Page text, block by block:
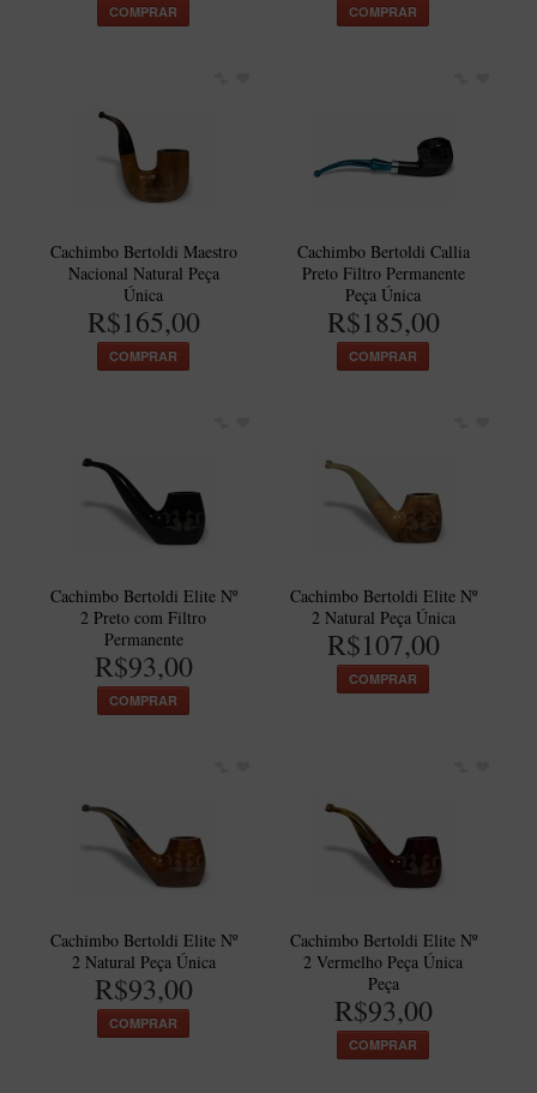
Suporte Botinha para 1 cachimbo
Suporte Redondo
Suporte Retangular
Cachimbos com Anel
Cachimbos Mini
Elite Nº 2
Itália Encerado
Maestro Nacional
Caboclo - 7 Voltas
Cachimbeco
Churchwarden
Jateado
New Rose
New Rose Polido
COMPRAR COMPRAR
Cachimbo Bertoldi Maestro
Nacional Natural Peça
Única
R$165,00
COMPRAR
Cachimbo Bertoldi Callia
Preto Filtro Permanente
Peça Única
R$185,00
COMPRAR
Cachimbo Bertoldi Elite Nº
2 Preto com Filtro
Permanente
R$93,00
COMPRAR
Cachimbo Bertoldi Elite Nº
2 Natural Peça Única
R$107,00
COMPRAR
Cachimbo Bertoldi Elite Nº
2 Natural Peça Única
R$93,00
COMPRAR
Cachimbo Bertoldi Elite Nº
2 Vermelho Peça Única
Peça
R$93,00
COMPRAR